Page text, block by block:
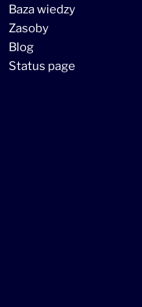
Baza wiedzy
Zasoby
Blog
Status page